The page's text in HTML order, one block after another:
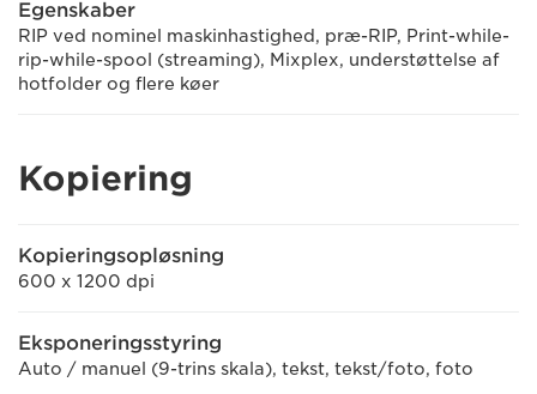
Egenskaber
RIP ved nominel maskinhastighed, præ-RIP, Print-while-
rip-while-spool (streaming), Mixplex, understøttelse af
hotfolder og flere køer
Kopiering
Kopieringsopløsning
600 x 1200 dpi
Eksponeringsstyring
Auto / manuel (9-trins skala), tekst, tekst/foto, foto